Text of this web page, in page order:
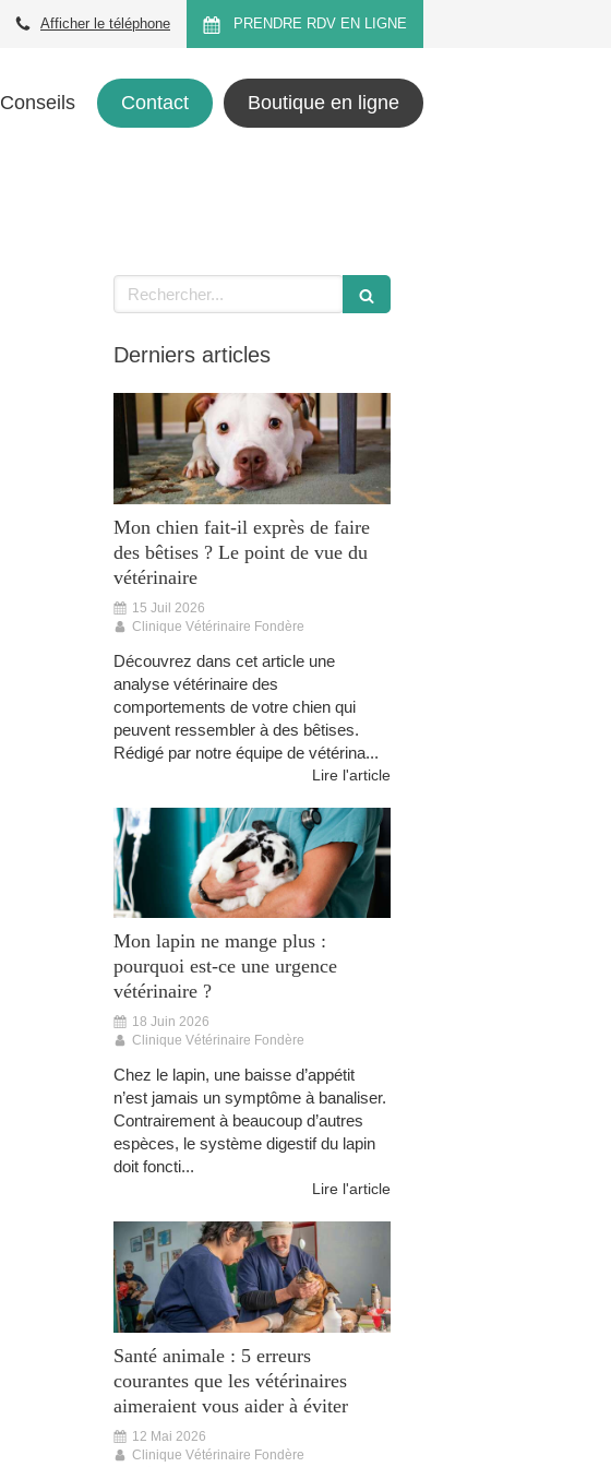
PRENDRE RDV EN LIGNE
Afficher le téléphone
Conseils Contact Boutique en ligne
Rechercher
Derniers articles
Mon chien fait-il exprès de faire
des bêtises ? Le point de vue du
vétérinaire
15 Juil 2026
Clinique Vétérinaire Fondère
Découvrez dans cet article une
analyse vétérinaire des
comportements de votre chien qui
peuvent ressembler à des bêtises.
Rédigé par notre équipe de vétérina...
Lire l'article
Mon lapin ne mange plus :
pourquoi est-ce une urgence
vétérinaire ?
18 Juin 2026
Clinique Vétérinaire Fondère
Chez le lapin, une baisse d’appétit
n’est jamais un symptôme à banaliser.
Contrairement à beaucoup d’autres
espèces, le système digestif du lapin
doit foncti...
Lire l'article
Santé animale : 5 erreurs
courantes que les vétérinaires
aimeraient vous aider à éviter
12 Mai 2026
Clinique Vétérinaire Fondère